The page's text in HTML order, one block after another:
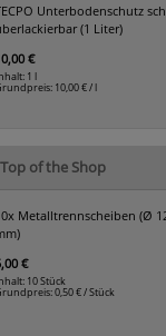
Unterbodenschutz
(1 Liter)
€
1 l
10,00 € / l
Top of the Shop
Metalltrennscheiben (Ø
€
10 Stück
0,50 € / Stück